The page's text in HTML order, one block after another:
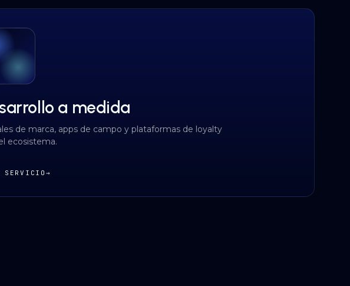
a medida
de marca, apps de campo y plataformas de loyalty
ecosistema.
SERVICIO →